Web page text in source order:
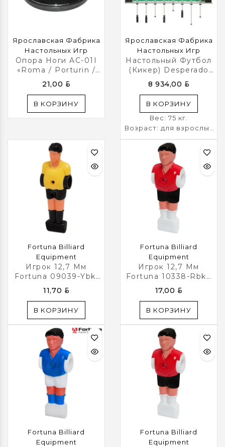
Ярославская Фабрика
Настольных Игр
Опора Ноги AC-01I
«Roma / Porturin /
Monako / Champion
Pro»
21,00 BYN
В КОРЗИНУ
Ярославская Фабрика
Настольных Игр
Настольный Футбол
(кикер) Desperado
FoosPro
8 934,00 BYN
В КОРЗИНУ
Вес: 75 кг.
Возраст: для взрослых
Габариты упаковки: 145
x 77 x 32 см.
Гарантия: 12 мес.
Материал: Фанера HPL
Материал рукояток:
ПВХ
Мячей в комплекте: 2
шт.
Опоры:
металлические, с
Размеры стола: 143 x 73
x 92 см.
Fortuna Billiard
Equipment
Игрок 12,7 Мм
Fortuna 09039-Ybkl
Для Настольного
Футбола
11,70 BYN
В КОРЗИНУ
Fortuna Billiard
Equipment
Игрок 12,7 Мм
Fortuna 10338-Rbkd
Для Настольного
Футбола
17,00 BYN
В КОРЗИНУ
Fortuna Billiard
Equipment
Fortuna Billiard
Equipment